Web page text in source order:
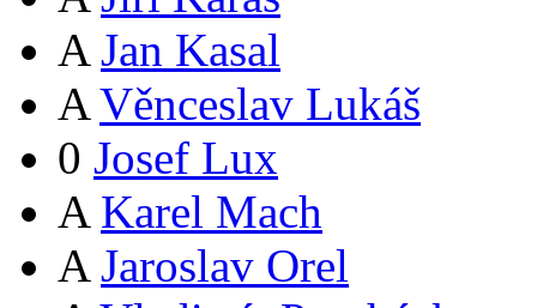
A Jan Kasal
A Věnceslav Lukáš
0 Josef Lux
A Karel Mach
A Jaroslav Orel